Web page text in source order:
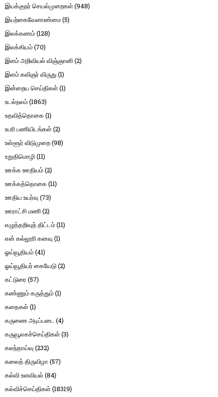
இயக்குநர் செயல்முறைகள்(948)
இயற்கைவேளாண்மை(5)
இலக்கணம்(128)
இலக்கியம்(70)
இளம் அறிவியல் விஞ்ஞானி(2)
இளம் கவிஞர் விருது(1)
இன்றைய செய்திகள்(1)
உடல்நலம்(1863)
உதவித்தொகை(1)
உபரி பணியிடங்கள்(2)
உள்ளூர் விடுமுறை(98)
உறுதிமொழி(11)
ஊக்க ஊதியம்(2)
ஊக்கத்தொகை(11)
ஊதிய உயர்வு (73)
ஊராட்சி மணி(2)
எழுத்தறிவுத் திட்டம்(11)
என் கல்லூரி கனவு (1)
ஓய்வூதியம்(41)
ஓய்வூதியர் கையேடு(2)
கட்டுரை (57)
கண்ணும் கருத்தும்(1)
கதைகள்(1)
கருணை அடிப்படை (4)
கருவூலகச்செய்திகள்(3)
கலந்தாய்வு (232)
கலைத் திருவிழா (57)
கல்வி உளவியல் (84)
கல்விச்செய்திகள்(18319)